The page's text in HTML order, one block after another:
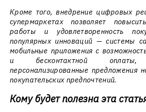
Кроме того, внедрение цифровых
супермаркетах позволяет
работы и удовлетворенность
популярных инноваций — системы
мобильные приложения с
и бесконтактной
персонализированные предложения
покупательских предпочтений.
Кому будет полезна эта